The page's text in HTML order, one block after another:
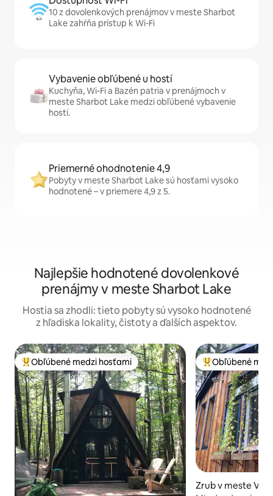
10 z dovolenkových prenájmov v meste Sharbot
Lake zahŕňa prístup k Wi-Fi
Vybavenie obľúbené u hostí
Kuchyňa, Wi-Fi a Bazén patria v prenájmoch v
meste Sharbot Lake medzi obľúbené vybavenie
hostí.
Priemerné ohodnotenie 4,9
Pobyty v meste Sharbot Lake sú hosťami vysoko
hodnotené – v priemere 4,9 z 5.
Najlepšie hodnotené dovolenkové
prenájmy v meste Sharbot Lake
Hostia sa zhodli: tieto pobyty sú vysoko hodnotené
z hľadiska lokality, čistoty a ďalších aspektov.
Najobľúbenejšie medzi hosťami
Obľúbené medzi hosťami Najobľúbenejšie
Obľúbené
Zrub v meste